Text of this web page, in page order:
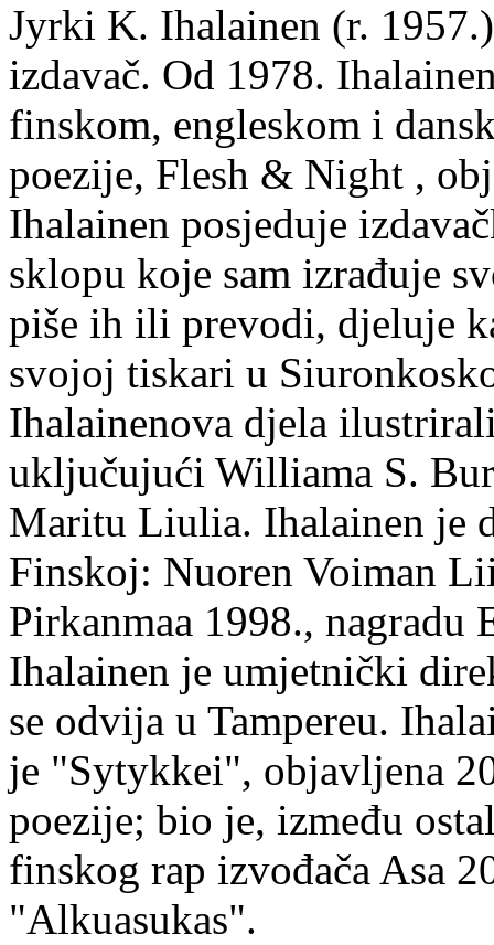
Jyrki K. Ihalainen (r.
izdavač. Od 1978.
finskom, engleskom i
poezije, Flesh & Night ,
Ihalainen posjeduje
sklopu koje sam izrađuje
piše ih ili prevodi, djeluje
svojoj tiskari u
Ihalainenova djela
uključujući Williama S.
Maritu Liulia. Ihalainen je
Finskoj: Nuoren Voiman
Pirkanmaa 1998.,
Ihalainen je umjetnički
se odvija u Tampereu.
je "Sytykkei", objavljena
poezije; bio je, između
finskog rap izvođača Asa
"Alkuasukas".